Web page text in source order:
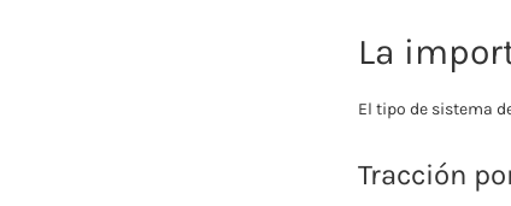
La
El tipo de sistema
Tracción